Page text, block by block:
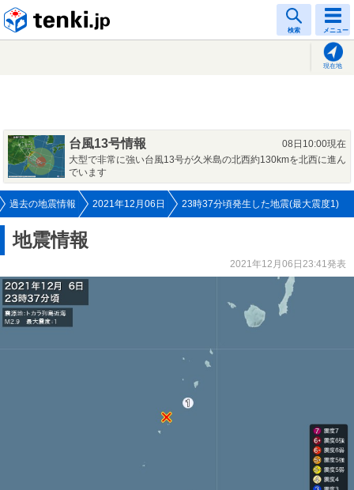
検索 メニュー
現在地
台風13号情報
08日10:00現在
大型で非常に強い台風13号が久米島の北西約130kmを北西に進ん
でいます
過去の地震情報 2021年12月06日 23時37分頃発生した地震(最大震度1)
地震情報
2021年12月06日23:41発表